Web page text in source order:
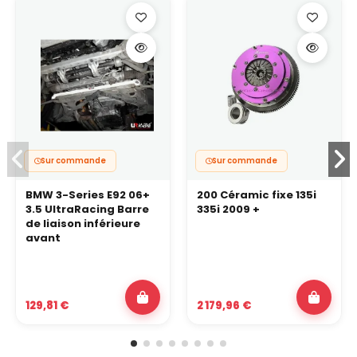
Sur commande
BMW 3-Series E92 06+
3.5 UltraRacing Barre
de liaison inférieure
avant
129,81 €
Sur commande
200 Céramic fixe 135i
335i 2009 +
2 179,96 €